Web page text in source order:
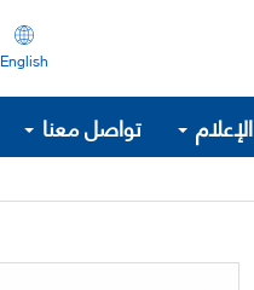
English
الإعلام تواصل معنا